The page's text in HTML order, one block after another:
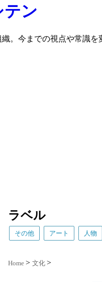
テン
。今までの視点や常識
ラベル
その他 アート 人物
Home 文化